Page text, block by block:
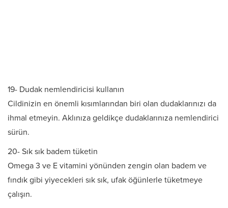
19- Dudak nemlendiricisi kullanın
Cildinizin en önemli kısımlarından biri olan dudaklarınızı da
ihmal etmeyin. Aklınıza geldikçe dudaklarınıza nemlendirici
sürün.
20- Sık sık badem tüketin
Omega 3 ve E vitamini yönünden zengin olan badem ve
fındık gibi yiyecekleri sık sık, ufak öğünlerle tüketmeye
çalışın.